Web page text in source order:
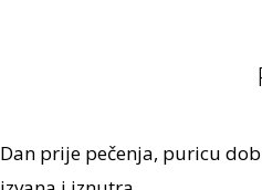
Dan prije pečenja, puricu